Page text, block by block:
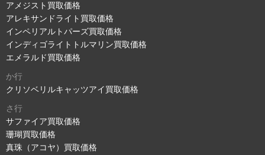
アメジスト買取価格
アレキサンドライト買取価格
インペリアルトパーズ買取価格
インディゴライトトルマリン買取価格
エメラルド買取価格
か行
クリソベリルキャッツアイ買取価格
さ行
サファイア買取価格
珊瑚買取価格
真珠（アコヤ）買取価格